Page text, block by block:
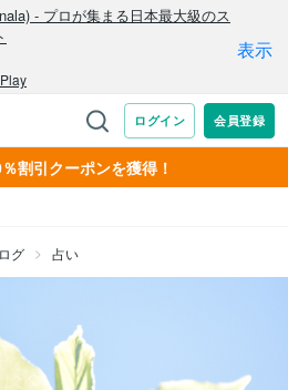
割引クーポンを獲得！
グ 占い